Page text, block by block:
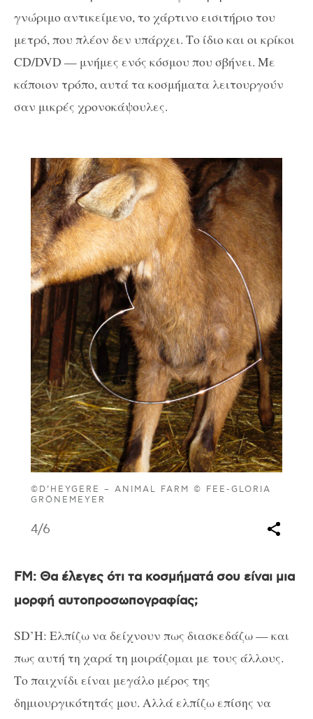
γνώριμο αντικείμενο, το χάρτινο εισιτήριο του
μετρό, που πλέον δεν υπάρχει. Το ίδιο και οι κρίκοι
CD/DVD — μνήμες ενός κόσμου που σβήνει. Με
κάποιον τρόπο, αυτά τα κοσμήματα λειτουργούν
σαν μικρές χρονοκάψουλες.
©D’HEYGERE – ANIMAL FARM © FEE-GLORIA
GRÖNEMEYER
4/6
FM: Θα έλεγες ότι τα κοσμήματά σου είναι μια
μορφή αυτοπροσωπογραφίας;
SD’H: Ελπίζω να δείχνουν πως διασκεδάζω — και
πως αυτή τη χαρά τη μοιράζομαι με τους άλλους.
Το παιχνίδι είναι μεγάλο μέρος της
δημιουργικότητάς μου. Αλλά ελπίζω επίσης να